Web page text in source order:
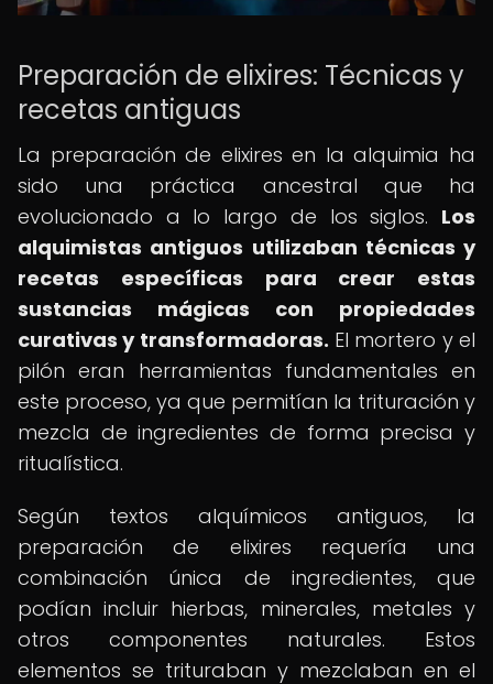
Preparación de elixires: Técnicas y
recetas antiguas
La preparación de elixires en la alquimia ha
sido una práctica ancestral que ha
evolucionado a lo largo de los siglos. Los
alquimistas antiguos utilizaban técnicas y
recetas específicas para crear estas
sustancias mágicas con propiedades
curativas y transformadoras. El mortero y el
pilón eran herramientas fundamentales en
este proceso, ya que permitían la trituración y
mezcla de ingredientes de forma precisa y
ritualística.
Según textos alquímicos antiguos, la
preparación de elixires requería una
combinación única de ingredientes, que
podían incluir hierbas, minerales, metales y
otros componentes naturales. Estos
elementos se trituraban y mezclaban en el